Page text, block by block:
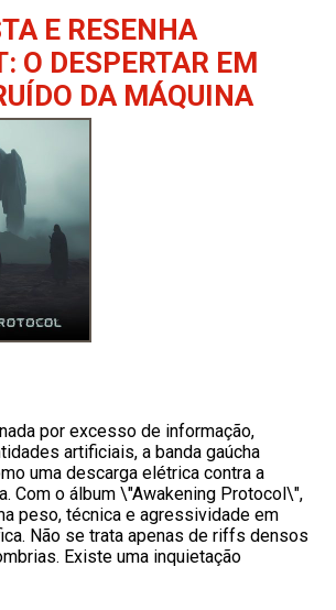
E RESENHA
O DESPERTAR EM
DA MÁQUINA
por excesso de informação,
artificiais, a banda gaúcha
uma descarga elétrica contra a
Com o álbum \"Awakening Protocol\",
peso, técnica e agressividade em
Não se trata apenas de riffs densos
Existe uma inquietação